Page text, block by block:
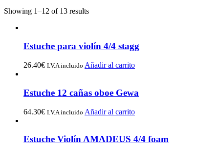
Showing 1–12 of 13 results
Estuche para violín 4/4 stagg
26.40€ I.V.A incluido Añadir al carrito
Estuche 12 cañas oboe Gewa
64.30€ I.V.A incluido Añadir al carrito
Estuche Violín AMADEUS 4/4 foam